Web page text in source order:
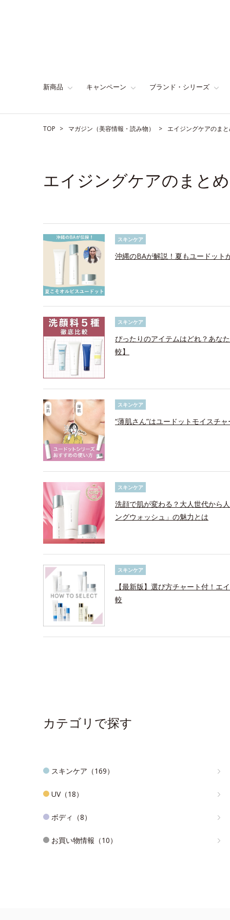
新商品 キャンペーン ブランド・シリーズ
TOP マガジン（美容情報・読み物） エイジングケアのま
エイジングケアのまとめ
スキンケア
沖縄のBAが解説！夏もユードット
スキンケア
ぴったりのアイテムはどれ？あな
較】
スキンケア
“薄肌さん”はユードットモイスチ
スキンケア
洗顔で肌が変わる？大人世代から
ングウォッシュ」の魅力とは
スキンケア
【最新版】選び方チャート付！エ
較
カテゴリで探す
スキンケア（169）
UV（18）
ボディ（8）
お買い物情報（10）